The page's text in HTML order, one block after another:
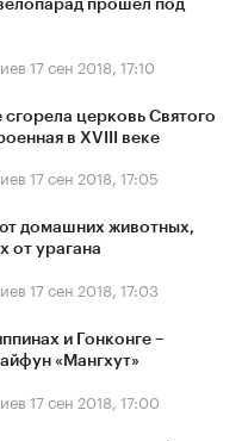
прошёл под
17 сен 2018, 17:10
сгорела церковь Святого
в XVIII веке
17 сен 2018, 17:05
домашних животных,
от урагана
17 сен 2018, 17:03
и Гонконге –
«Мангхут»
17 сен 2018, 17:00